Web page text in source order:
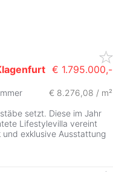
€ 1.795.000,-
€ 8.276,08 / m²
setzt. Diese im Jahr
Lifestylevilla vereint
exklusive Ausstattung